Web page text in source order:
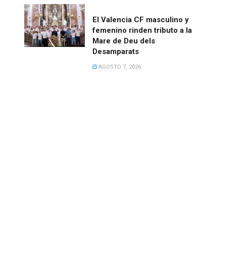
El Valencia CF masculino y
femenino rinden tributo a la
Mare de Deu dels
Desamparats
AGOSTO 7, 2026